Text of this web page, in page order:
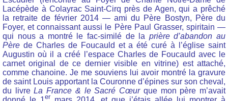
Lacépède à Colayrac Saint-Cirq près de Agen, qui a prêché
la retraite de février 2014 — ami du Père Bostyn, Père du
Foyer, et connaissant aussi le Père Paul Grasser, spiritain —
qui nous a montré le fac-similé de la prière d’abandon au
Père de Charles de Foucauld et a été curé à l’église saint
Augustin où il a créé l’espace Charles de Foucauld avec le
carnet original de ce dernier visible en vitrine) est attaché,
comme chanoine. Je me souviens lui avoir montré la gravure
de saint Louis apportant la Couronne d’épines sur son cheval,
du livreLa France & le Sacré Cœurque mon père m’avait
er